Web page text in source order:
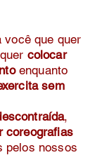
você que quer
colocar
enquanto
sem
,
coreografias
pelos nossos